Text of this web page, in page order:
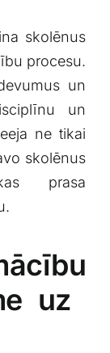
skolēnus
procesu.
un
un
⁣ne⁣ tikai
skolēnus
prasa
uz